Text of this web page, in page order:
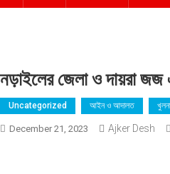
নড়াইলের জেলা ও দায়রা জজ
Uncategorized আইন ও আদালত খুলনা
December 21, 2023 Ajker Desh